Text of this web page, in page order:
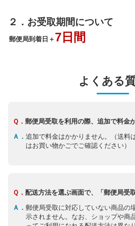
２．お受取期間について
郵便局到着日＋ 7日間
よくある
Ｑ． 郵便局受取を利用の際、追加で料金
Ａ． 追加で料金はかかりません。（送料
はお買い物かごでご確認ください）
Ｑ． 配送方法を選ぶ画面で、「郵便局受
Ａ． 郵便局受取に対応していない商品の
示されません。なお、ショップや商